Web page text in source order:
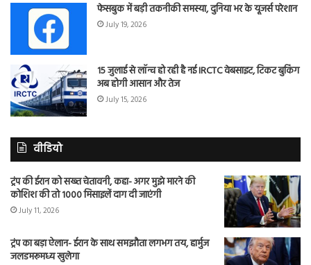
फेसबुक में बड़ी तकनीकी समस्या, दुनिया भर के यूजर्स परेशान
July 19, 2026
15 जुलाई से लॉन्च हो रही है नई IRCTC वेबसाइट, टिकट बुकिंग
अब होगी आसान और तेज
July 15, 2026
वीडियो
ट्रंप की ईरान को सख्त चेतावनी, कहा- अगर मुझे मारने की
कोशिश की तो 1000 मिसाइलें दाग दी जाएंगी
July 11, 2026
ट्रंप का बड़ा ऐलान- ईरान के साथ समझौता लगभग तय, हार्मुज
जलडमरूमध्य खुलेगा